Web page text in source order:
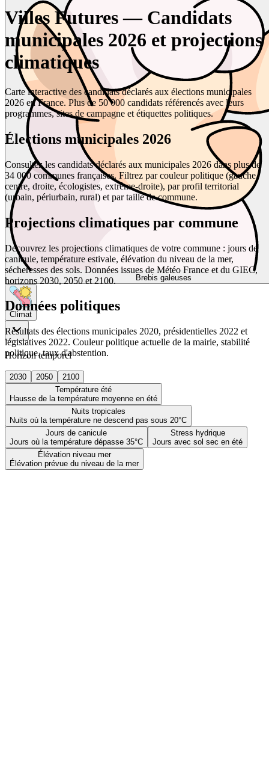
Brebis galeuses
Climat
Horizon temporel
2030 2050
2100
Température été
Hausse de la température moyenne en été
Nuits tropicales
Nuits où la température ne descend pas sous 20°C
Jours de canicule
Jours où la température dépasse 35°C
Stress hydrique
Jours avec sol sec en été
Élévation niveau mer
Élévation prévue du niveau de la mer
Villes Futures — Candidats
municipales 2026 et projections
climatiques
Carte interactive des candidats déclarés aux élections municipales
2026 en France. Plus de 50 000 candidats référencés avec leurs
programmes, sites de campagne et étiquettes politiques.
Élections municipales 2026
Consultez les candidats déclarés aux municipales 2026 dans plus de
34 000 communes françaises. Filtrez par couleur politique (gauche,
centre, droite, écologistes, extrême-droite), par profil territorial
(urbain, périurbain, rural) et par taille de commune.
Projections climatiques par commune
Découvrez les projections climatiques de votre commune : jours de
canicule, température estivale, élévation du niveau de la mer,
sécheresses des sols. Données issues de Météo France et du GIEC,
horizons 2030, 2050 et 2100.
Données politiques
Résultats des élections municipales 2020, présidentielles 2022 et
législatives 2022. Couleur politique actuelle de la mairie, stabilité
politique, taux d'abstention.